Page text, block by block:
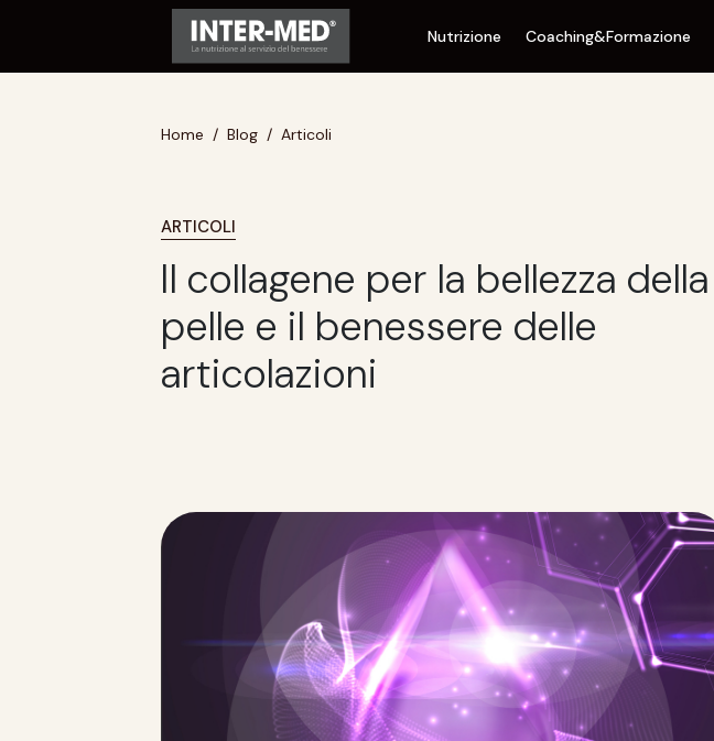
Nutrizione Coaching&Formazione
Home Blog Articoli
ARTICOLI
Il collagene per la bellezza della
pelle e il benessere delle
articolazioni